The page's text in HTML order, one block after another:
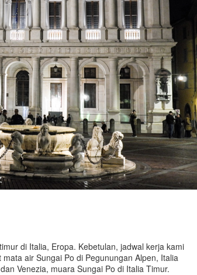
di Italia, Eropa. Kebetulan, jadwal kerja kami
air Sungai Po di Pegunungan Alpen, Italia
Venezia, muara Sungai Po di Italia Timur.